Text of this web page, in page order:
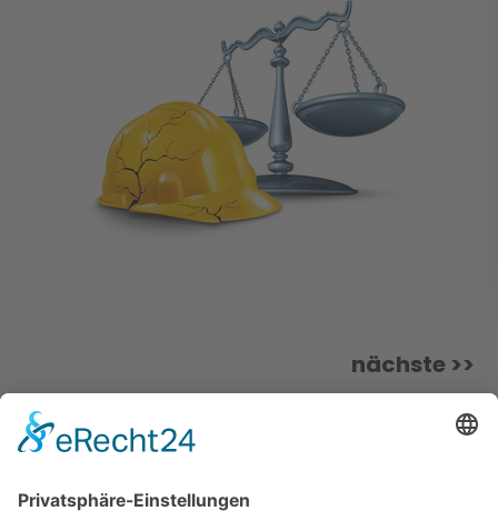
nächste >>